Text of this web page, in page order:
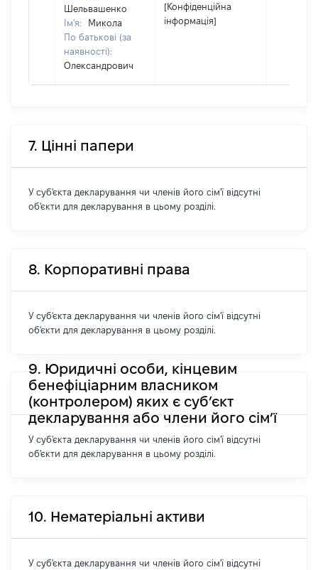
Шельвашенко
Ім'я:
Микола
По батькові (за
наявності):
Олександрович
[Конфіденційна
інформація]
7. Цінні папери
У суб'єкта декларування чи членів його сім'ї відсутні
об'єкти для декларування в цьому розділі.
8. Корпоративні права
У суб'єкта декларування чи членів його сім'ї відсутні
об'єкти для декларування в цьому розділі.
9. Юридичні особи, кінцевим
бенефіціарним власником
(контролером) яких є суб’єкт
декларування або члени його сім’ї
У суб'єкта декларування чи членів його сім'ї відсутні
об'єкти для декларування в цьому розділі.
10. Нематеріальні активи
У суб'єкта декларування чи членів його сім'ї відсутні